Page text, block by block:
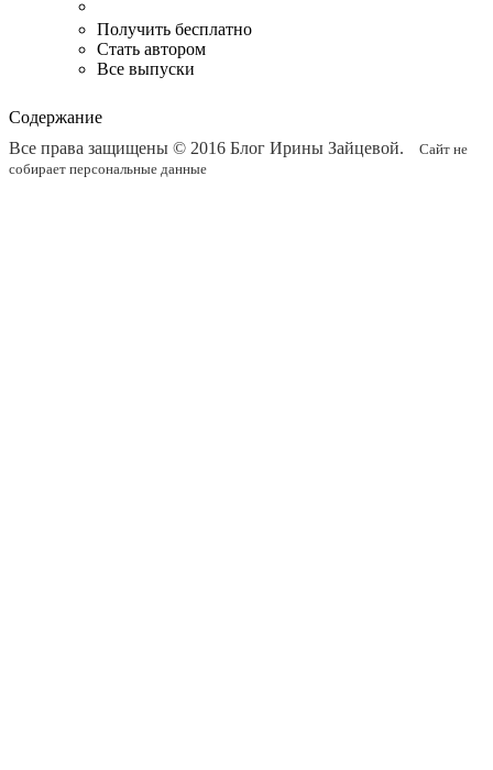
Получить бесплатно
Стать автором
Все выпуски
Содержание
Все права защищены © 2016 Блог Ирины Зайцевой.
Сайт не
собирает персональные данные